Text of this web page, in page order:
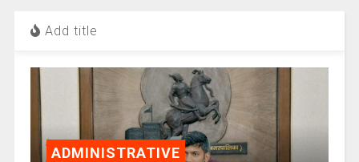
Add title
ADMINISTRATIVE